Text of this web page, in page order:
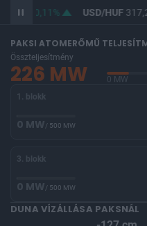
0,11% USD/HUF
PAKSI ATOMERŐMŰ
Összteljesítmény
226 MW 0 MW
1. blokk
0 MW/ 500 MW
3. blokk
0 MW/ 500 MW
DUNA VÍZÁLLÁSA PAKSNÁL